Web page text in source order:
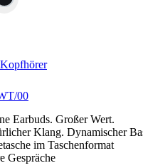
Kopfhörer
00
Earbuds. Großer Wert.
Klang. Dynamischer
im Taschenformat
Gespräche